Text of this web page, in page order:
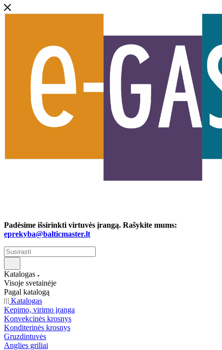
Padėsime išsirinkti virtuvės įrangą. Rašykite mums:
eprekyba@balticmaster.lt
Katalogas
Visoje svetainėje
Pagal katalogą
Katalogas
Kepimo, virimo įranga
Konvekcinės krosnys
Konditerinės krosnys
Gruzdintuvės
Anglies griliai